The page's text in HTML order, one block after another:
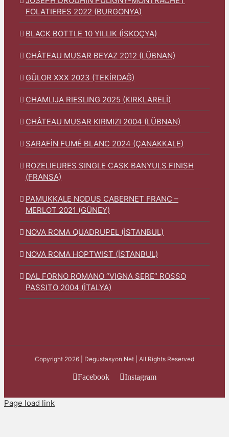
FOLATIERES 2022 (BURGONYA)
BLACK BOTTLE 10 YILLIK (İSKOÇYA)
CHÂTEAU MUSAR BEYAZ 2012 (LÜBNAN)
GÜLOR XXX 2023 (TEKİRDAĞ)
CHAMLIJA RIESLING 2025 (KIRKLARELİ)
CHÂTEAU MUSAR KIRMIZI 2004 (LÜBNAN)
SARAFİN FUMÉ BLANC 2024 (ÇANAKKALE)
ROZELIEURES SINGLE CASK BANYULS FINISH
(FRANSA)
PAMUKKALE NODUS CABERNET FRANC –
MERLOT 2021 (GÜNEY)
NOVA ROMA QUADRUPEL (İSTANBUL)
NOVA ROMA HOPTWIST (İSTANBUL)
DAL FORNO ROMANO “VIGNA SERE” ROSSO
PASSITO 2004 (İTALYA)
Copyright 2026 | Degustasyon.Net | All Rights Reserved
Facebook Instagram
Page load link